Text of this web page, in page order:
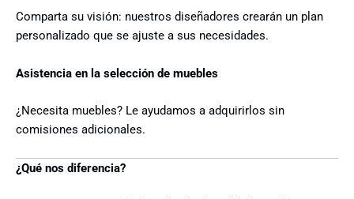
Comparta su visión: nuestros diseñadores crearán un plan
personalizado que se ajuste a sus necesidades.
Asistencia en la selección de muebles
¿Necesita muebles? Le ayudamos a adquirirlos sin
comisiones adicionales.
¿Qué nos diferencia?